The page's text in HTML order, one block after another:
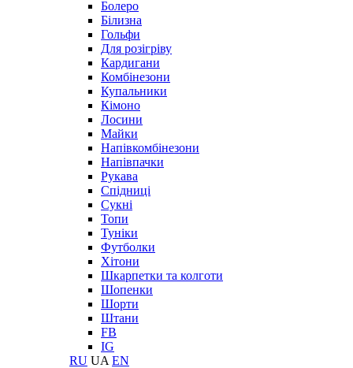
Болеро
Білизна
Гольфи
Для розігріву
Кардигани
Комбінезони
Купальники
Кімоно
Лосини
Майки
Напівкомбінезони
Напівпачки
Рукава
Спідниці
Сукні
Топи
Туніки
Футболки
Хітони
Шкарпетки та колготи
Шопенки
Шорти
Штани
FB
IG
RU UA EN